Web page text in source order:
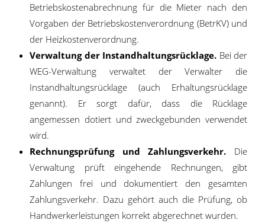
Betriebskostenabrechnung für die Mieter nach den
Vorgaben der Betriebskostenverordnung (BetrKV) und
der Heizkostenverordnung.
Verwaltung der Instandhaltungsrücklage. Bei der
WEG-Verwaltung verwaltet der Verwalter die
Instandhaltungsrücklage (auch Erhaltungsrücklage
genannt). Er sorgt dafür, dass die Rücklage
angemessen dotiert und zweckgebunden verwendet
wird.
Rechnungsprüfung und Zahlungsverkehr. Die
Verwaltung prüft eingehende Rechnungen, gibt
Zahlungen frei und dokumentiert den gesamten
Zahlungsverkehr. Dazu gehört auch die Prüfung, ob
Handwerkerleistungen korrekt abgerechnet wurden.